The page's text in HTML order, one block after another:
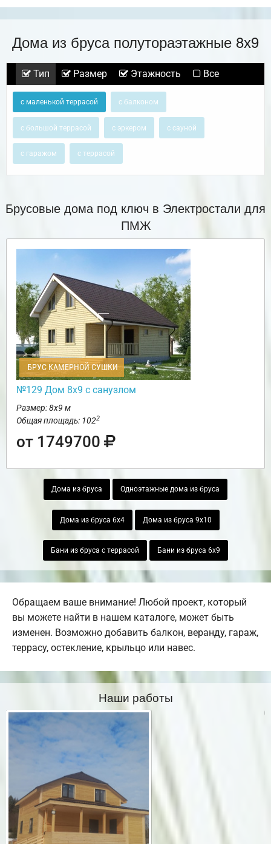
Дома из бруса полутораэтажные 8х9
Тип Размер Этажность Все
с маленькой террасой с балконом
с большой террасой с эркером с сауной
с гаражом с террасой
Брусовые дома под ключ в Электростали для
ПМЖ
БРУС КАМЕРНОЙ СУШКИ
№129 Дом 8х9 с санузлом
Размер: 8х9 м
Общая площадь: 1022
от 1749700
Дома из бруса Одноэтажные дома из бруса
Дома из бруса 6х4 Дома из бруса 9х10
Бани из бруса с террасой Бани из бруса 6х9
Обращаем ваше внимание! Любой проект, который
вы можете найти в нашем каталоге, может быть
изменен. Возможно добавить балкон, веранду, гараж,
террасу, остекление, крыльцо или навес.
Наши работы